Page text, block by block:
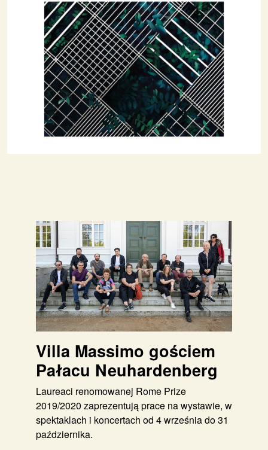
Villa Massimo gościem
Pałacu Neuhardenberg
Laureaci renomowanej Rome Prize
2019/2020 zaprezentują prace na wystawie, w
spektaklach i koncertach od 4 września do 31
października.